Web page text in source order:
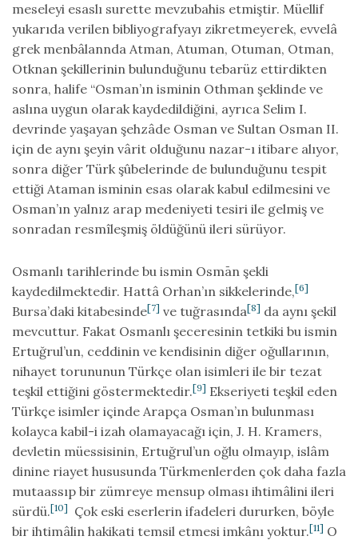
meseleyi esaslı surette mevzubahis etmiştir. Müellif
yukarıda verilen bibliyografyayı zikretmeyerek, evvelâ
grek menbâlannda Atman, Atuman, Otuman, Otman,
Otknan şekillerinin bulunduğunu tebarüz ettirdikten
sonra, halife “Osman’ın isminin Othman şeklinde ve
aslına uygun olarak kaydedildiğini, ayrıca Selim I.
devrinde yaşayan şehzâde Osman ve Sultan Osman II.
için de aynı şeyin vârit olduğunu nazar-ı itibare alıyor,
sonra diğer Türk şûbelerinde de bulunduğunu tespit
ettiği Ataman isminin esas olarak kabul edilmesini ve
Osman’ın yalnız arap medeniyeti tesiri ile gelmiş ve
sonradan resmîleşmiş öldüğünü ileri sürüyor.
Osmanlı tarihlerinde bu ismin Osmān şekli
kaydedilmektedir. Hattâ Orhan’ın sikkelerinde,[6]
Bursa’daki kitabesinde[7] ve tuğrasında[8] da aynı şekil
mevcuttur. Fakat Osmanlı şeceresinin tetkiki bu ismin
Ertuğrul’un, ceddinin ve kendisinin diğer oğullarının,
nihayet torununun Türkçe olan isimleri ile bir tezat
teşkil ettiğini göstermektedir.[9] Ekseriyeti teşkil eden
Türkçe isimler içinde Arapça Osman’ın bulunması
kolayca kabil-i izah olamayacağı için, J. H. Kramers,
devletin müessisinin, Ertuğrul’un oğlu olmayıp, islâm
dinine riayet hususunda Türkmenlerden çok daha fazla
mutaassıp bir zümreye mensup olması ihtimâlini ileri
sürdü.[10]
Çok eski eserlerin ifadeleri dururken, böyle
bir ihtimâlin hakikati temsil etmesi imkânı yoktur.[11] O